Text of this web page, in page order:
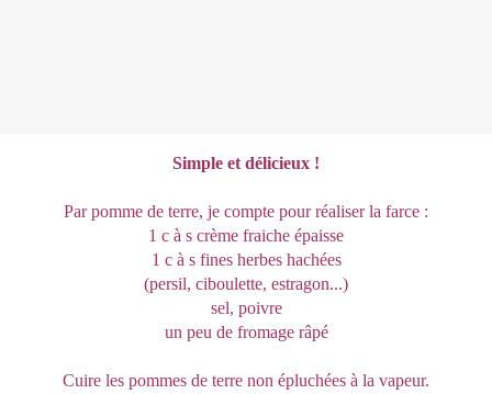
Simple et délicieux !
Par pomme de terre, je compte pour réaliser la farce :
1 c à s crème fraiche épaisse
1 c à s fines herbes hachées
(persil, ciboulette, estragon...)
sel, poivre
un peu de fromage râpé
Cuire les pommes de terre non épluchées à la vapeur.